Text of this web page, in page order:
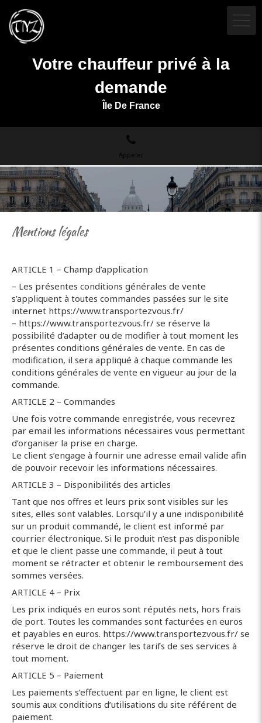
Votre chauffeur privé à la
demande
Île De France
Appeler
Mentions légales
ARTICLE 1 – Champ d’application
– Les présentes conditions générales de vente
s’appliquent à toutes commandes passées sur le site
internet https://www.transportezvous.fr/
– https://www.transportezvous.fr/ se réserve la
possibilité d’adapter ou de modifier à tout moment les
présentes conditions générales de vente. En cas de
modification, il sera appliqué à chaque commande les
conditions générales de vente en vigueur au jour de la
commande.
ARTICLE 2 – Commandes
Une fois votre commande enregistrée, vous recevrez
par email les informations nécessaires vous permettant
d’organiser la prise en charge.
Le client s’engage à fournir une adresse email valide afin
de pouvoir recevoir les informations nécessaires.
ARTICLE 3 – Disponibilités des articles
Tant que nos offres et leurs prix sont visibles sur les
sites, elles sont valables. Lorsqu’il y a une indisponibilité
sur un produit commandé, le client est informé par
courrier électronique. Si le produit n’est pas disponible
et que le client passe une commande, il peut à tout
moment se rétracter et obtenir le remboursement des
sommes versées.
ARTICLE 4 – Prix
Les prix indiqués en euros sont réputés nets, hors frais
de port. Toutes les commandes sont facturées en euros
et payables en euros. https://www.transportezvous.fr/ se
réserve le droit de changer les tarifs de ses services à
tout moment.
ARTICLE 5 – Paiement
Les paiements s’effectuent par en ligne, le client est
soumis aux conditions d’utilisations du site référent de
paiement.